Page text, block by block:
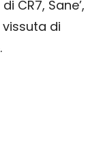
CR7, Sane’,
di